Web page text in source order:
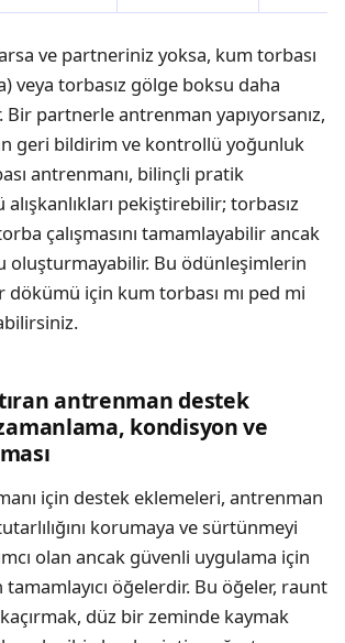
varsa ve partneriniz yoksa, kum torbası
veya torbasız gölge boksu daha
Bir partnerle antrenman yapıyorsanız,
geri bildirim ve kontrollü yoğunluk
antrenmanı, bilinçli pratik
alışkanlıkları pekiştirebilir; torbasız
çalışmasını tamamlayabilir ancak
oluşturmayabilir. Bu ödünleşimlerin
dökümü için kum torbası mı ped mi
antrenman destek
kondisyon ve
için destek eklemeleri, antrenman
korumaya ve sürtünmeyi
olan ancak güvenli uygulama için
öğelerdir. Bu öğeler, raunt
düz bir zeminde kaymak